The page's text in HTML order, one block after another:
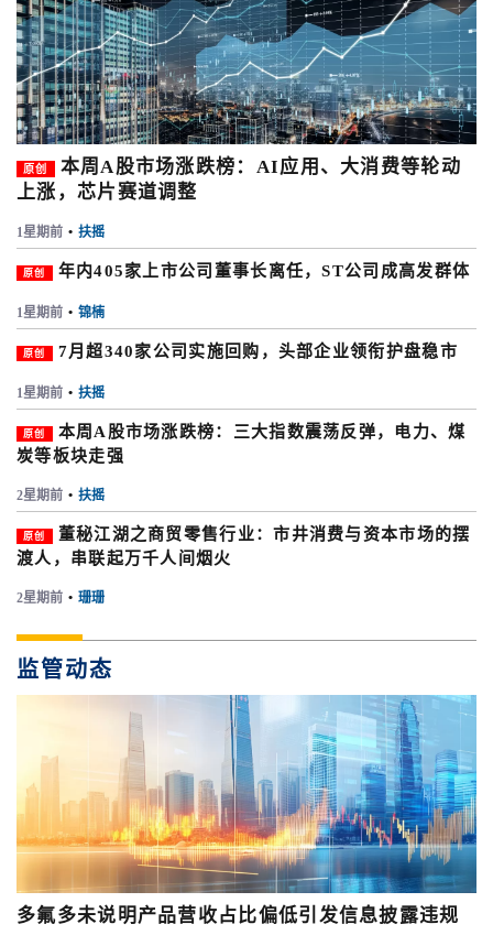
原创
本周A股市场涨跌榜：AI应用、大消费等轮动
上涨，芯片赛道调整
1星期前 • 扶摇
原创 年内405家上市公司董事长离任，ST公司成高发群体
1星期前 • 锦楠
原创 7月超340家公司实施回购，头部企业领衔护盘稳市
1星期前 • 扶摇
原创
本周A股市场涨跌榜：三大指数震荡反弹，电力、煤
炭等板块走强
2星期前 • 扶摇
原创
董秘江湖之商贸零售行业：市井消费与资本市场的摆
渡人，串联起万千人间烟火
2星期前 • 珊珊
监管动态
多氟多未说明产品营收占比偏低引发信息披露违规